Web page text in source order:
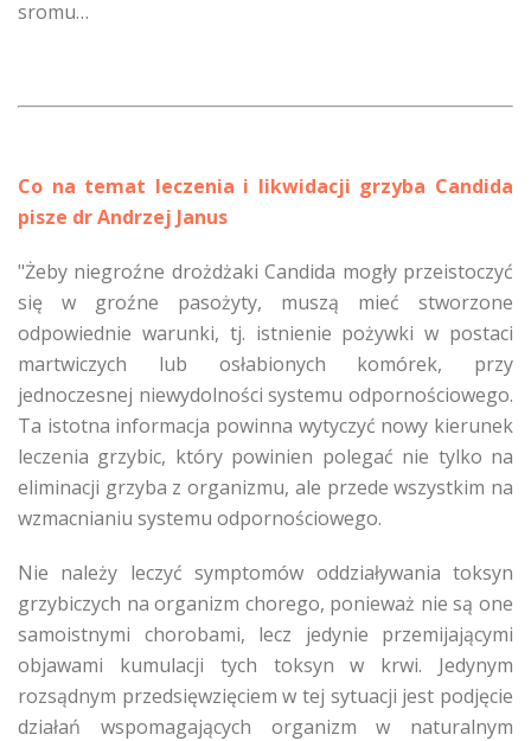
sromu…
Co na temat leczenia i likwidacji grzyba Candida
pisze dr Andrzej Janus
"Żeby niegroźne drożdżaki Candida mogły przeistoczyć
się w groźne pasożyty, muszą mieć stworzone
odpowiednie warunki, tj. istnienie pożywki w postaci
martwiczych lub osłabionych komórek, przy
jednoczesnej niewydolności systemu odpornościowego.
Ta istotna informacja powinna wytyczyć nowy kierunek
leczenia grzybic, który powinien polegać nie tylko na
eliminacji grzyba z organizmu, ale przede wszystkim na
wzmacnianiu systemu odpornościowego.
Nie należy leczyć symptomów oddziaływania toksyn
grzybiczych na organizm chorego, ponieważ nie są one
samoistnymi chorobami, lecz jedynie przemijającymi
objawami kumulacji tych toksyn w krwi. Jedynym
rozsądnym przedsięwzięciem w tej sytuacji jest podjęcie
działań wspomagających organizm w naturalnym